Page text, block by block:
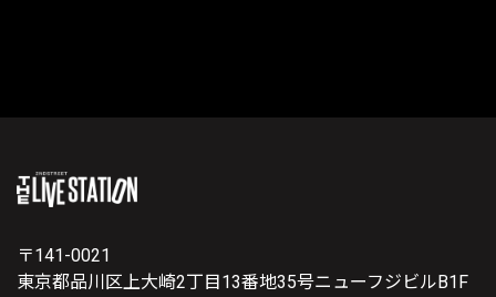
〒141-0021
東京都品川区上大崎2丁目13番地35号ニューフジビルB1F